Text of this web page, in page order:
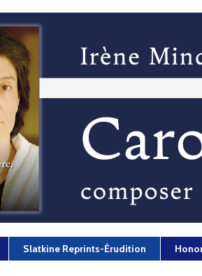
Slatkine Reprints-Érudition